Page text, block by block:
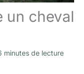
un cheval
minutes de lecture